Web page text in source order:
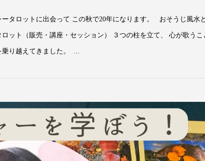
タロットに出会って この秋で20年になります。 おそうじ風水
ット（販売・講座・セッション） ３つの柱を立て、 心が歌うこ
り越えてきました。 ...